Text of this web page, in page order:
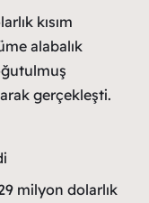
kısım
alabalık
gerçekleşti.
milyon dolarlık